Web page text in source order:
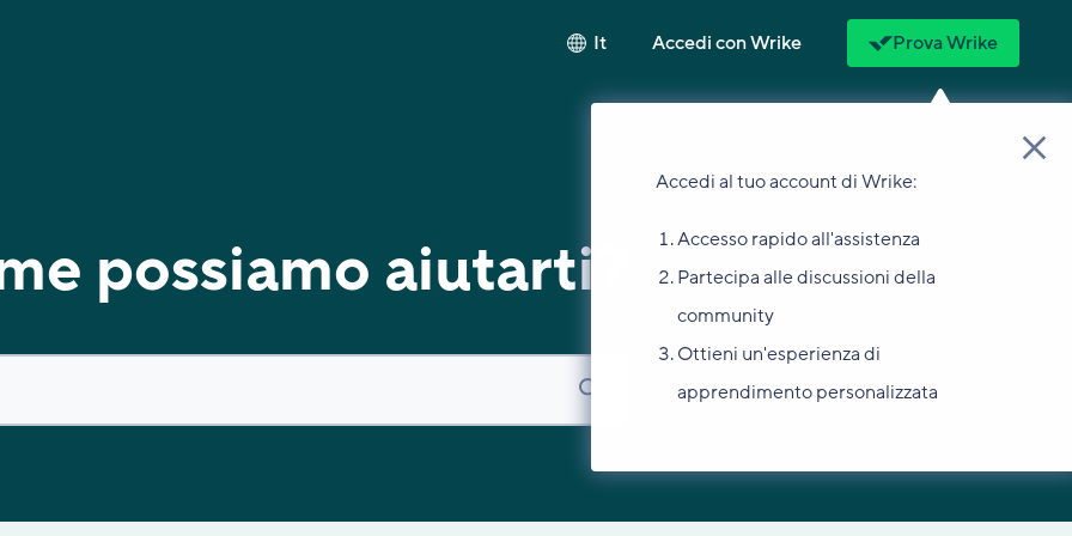
It Accedi con Wrike Prova Wrike
Accedi al tuo account di Wrike:
Accesso rapido all'assistenza
Partecipa alle discussioni della
community
Ottieni un'esperienza di
apprendimento personalizzata
possiamo aiutarti?